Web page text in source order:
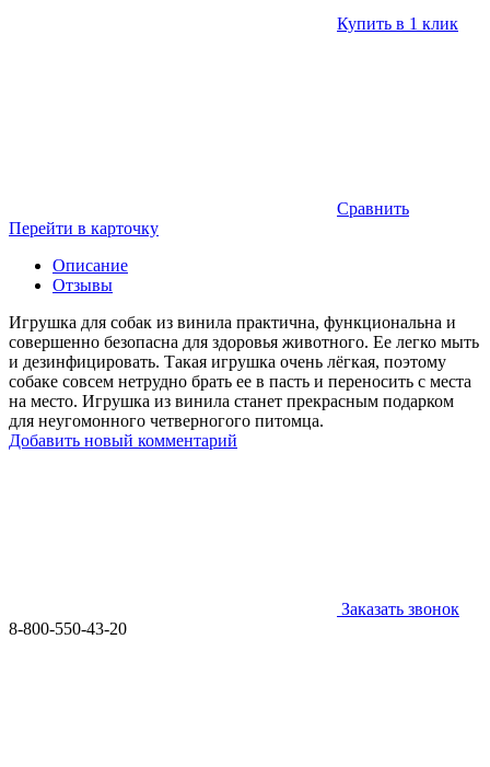
Купить в 1 клик
Сравнить
Перейти в карточку
Описание
Отзывы
Игрушка для собак из винила практична, функциональна и
совершенно безопасна для здоровья животного. Ее легко мыть
и дезинфицировать. Такая игрушка очень лёгкая, поэтому
собаке совсем нетрудно брать ее в пасть и переносить с места
на место. Игрушка из винила станет прекрасным подарком
для неугомонного четверногого питомца.
Добавить новый комментарий
Заказать звонок
8-800-550-43-20